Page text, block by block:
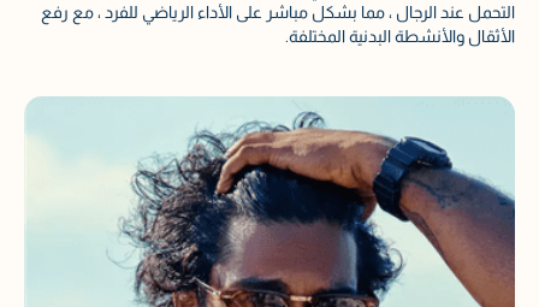
التحمل عند الرجال ، مما بشكل مباشر على الأداء الرياضي للفرد ، مع رفع
الأثقال والأنشطة البدنية المختلفة.